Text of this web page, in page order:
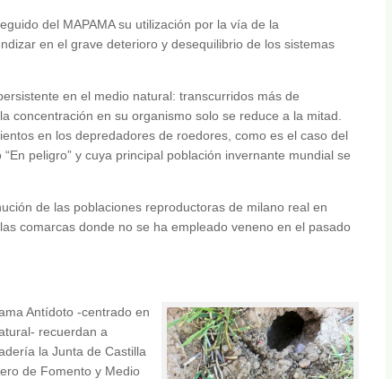
del MAPAMA su utilización por la vía de la
en el grave deterioro y desequilibrio de los sistemas
en el medio natural: transcurridos más de
concentración en su organismo solo se reduce a la mitad.
en los depredadores de roedores, como es el caso del
peligro” y cuya principal población invernante mundial se
de las poblaciones reproductoras de milano real en
comarcas donde no se ha empleado veneno en el pasado
Antídoto -centrado en
recuerdan a
la Junta de Castilla
de Fomento y Medio